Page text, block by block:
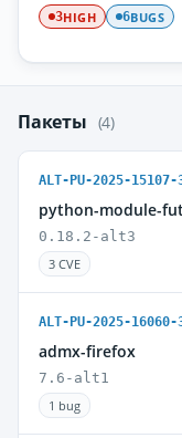
3HIGH 6BUGS
Пакеты (4)
ALT-PU-2025-15107-
python-module-
0.18.2-alt3
3 CVE
ALT-PU-2025-16060-
admx-firefox
7.6-alt1
1 bug